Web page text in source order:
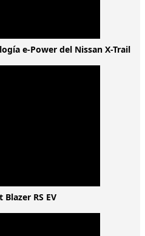
e-Power del Nissan X-Trail
RS EV